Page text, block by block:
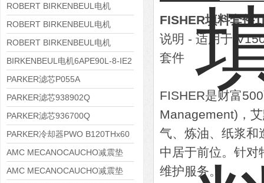
8APE112M-6K-IE3
ROBERT BIRKENBEUL电机
8APE100L-2 IE3
ROBERT BIRKENBEUL电机
8APE90S-4 IE3
ROBERT BIRKENBEUL电机
8APE80M-2K-IE3
BIRKENBEUL电机6APE90L-8-IE2
PARKER滤芯P055A
PARKER滤芯938902Q
PARKER滤芯936700Q
PARKER冷却器PWO B120THx60
AMC MECANOCAUCHO减震垫
138552
AMC MECANOCAUCHO减震垫
FISHER填料套件
说明 - 适用于
套件
FISHER是财富
Management)，
气、炼油、纸浆和
中居于前位。针对
维护服务。